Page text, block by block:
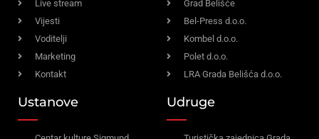
Live stream
Vijesti
Voditelji
Marketing
Kontakt
Grad Belišće
Bel-Press d.o.o.
Kombel d.o.o.
Polet d.o.o.
LRA Grada Belišća d.o.o.
Ustanove Udruge